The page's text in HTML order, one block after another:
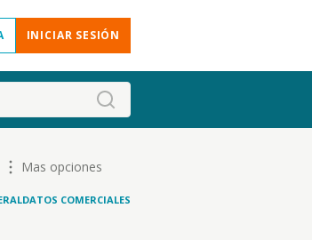
INICIAR SESIÓN
Mas opciones
DATOS COMERCIALES